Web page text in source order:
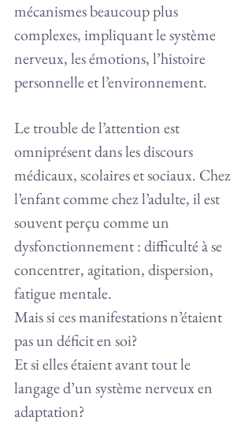
mécanismes beaucoup plus
complexes, impliquant le système
nerveux, les émotions, l’histoire
personnelle et l’environnement.
Le trouble de l’attention est
omniprésent dans les discours
médicaux, scolaires et sociaux. Chez
l’enfant comme chez l’adulte, il est
souvent perçu comme un
dysfonctionnement : difficulté à se
concentrer, agitation, dispersion,
fatigue mentale.
Mais si ces manifestations n’étaient
pas un déficit en soi?
Et si elles étaient avant tout le
langage d’un système nerveux en
adaptation?